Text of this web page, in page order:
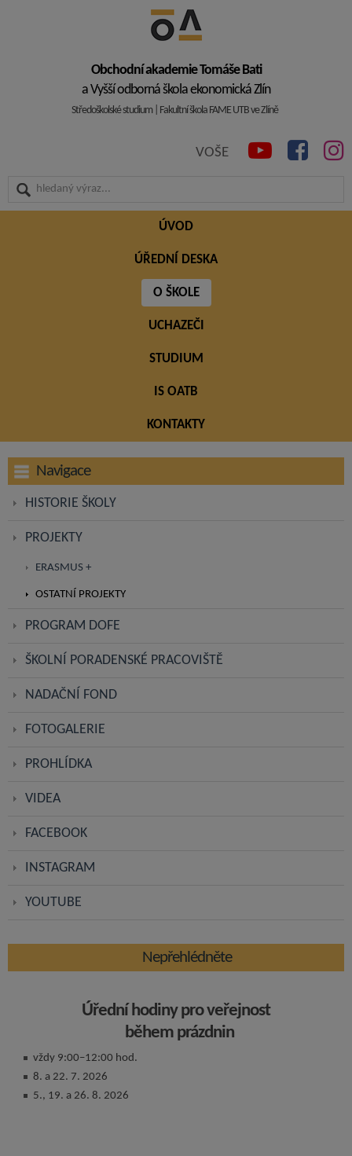
Obchodní akademie Tomáše Bati
a Vyšší odborná škola ekonomická Zlín
Středoškolské studium | Fakultní škola FAME UTB ve Zlíně
VOŠE
ÚVOD
ÚŘEDNÍ DESKA
O ŠKOLE
UCHAZEČI
STUDIUM
IS OATB
KONTAKTY
Navigace
HISTORIE ŠKOLY
PROJEKTY
ERASMUS +
OSTATNÍ PROJEKTY
PROGRAM DOFE
ŠKOLNÍ PORADENSKÉ PRACOVIŠTĚ
NADAČNÍ FOND
FOTOGALERIE
PROHLÍDKA
VIDEA
FACEBOOK
INSTAGRAM
YOUTUBE
Nepřehlédněte
Úřední hodiny pro veřejnost
během prázdnin
vždy 9:00–12:00 hod.
8. a 22. 7. 2026
5., 19. a 26. 8. 2026